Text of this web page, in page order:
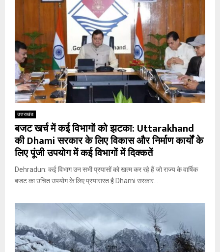
उत्तराखंड
बजट खर्च में कई विभागों को झटका: Uttarakhand
की Dhami सरकार के लिए विकास और निर्माण कार्यों के
लिए पूंजी उपयोग में कई विभागों में दिक्कतें
Dehradun: कई विभाग उन सभी प्रयासों को खत्म कर रहे हैं जो राज्य के वार्षिक
बजट का उचित उपयोग के लिए प्रयासरत है Dhami सरकार...